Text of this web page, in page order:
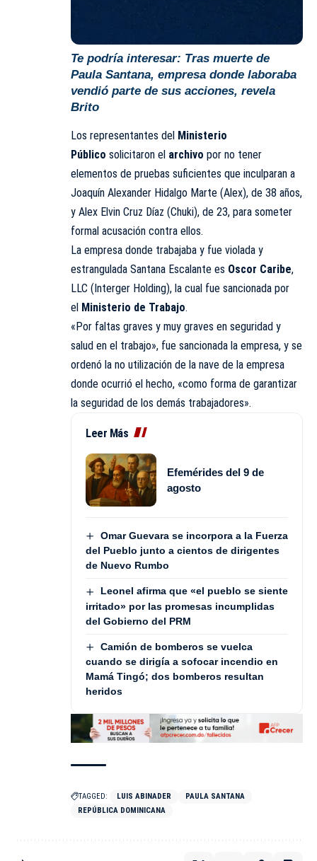
Te podría interesar: Tras muerte de
Paula Santana, empresa donde laboraba
vendió parte de sus acciones, revela
Brito
Los representantes del Ministerio
Público solicitaron el archivo por no tener
elementos de pruebas suficientes que inculparan a
Joaquín Alexander Hidalgo Marte (Alex), de 38 años,
y Alex Elvin Cruz Díaz (Chuki), de 23, para someter
formal acusación contra ellos.
La empresa donde trabajaba y fue violada y
estrangulada Santana Escalante es Oscor Caribe,
LLC (Interger Holding), la cual fue sancionada por
el Ministerio de Trabajo.
«Por faltas graves y muy graves en seguridad y
salud en el trabajo», fue sancionada la empresa, y se
ordenó la no utilización de la nave de la empresa
donde ocurrió el hecho, «como forma de garantizar
la seguridad de los demás trabajadores».
Leer Más
Efemérides del 9 de
agosto
Omar Guevara se incorpora a la Fuerza
del Pueblo junto a cientos de dirigentes
de Nuevo Rumbo
Leonel afirma que «el pueblo se siente
irritado» por las promesas incumplidas
del Gobierno del PRM
Camión de bomberos se vuelca
cuando se dirigía a sofocar incendio en
Mamá Tingó; dos bomberos resultan
heridos
TAGGED: LUIS ABINADER
PAULA SANTANA
REPÚBLICA DOMINICANA